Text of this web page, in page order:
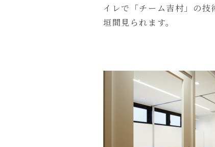
イレで「チーム吉村」の技
垣間見られます。